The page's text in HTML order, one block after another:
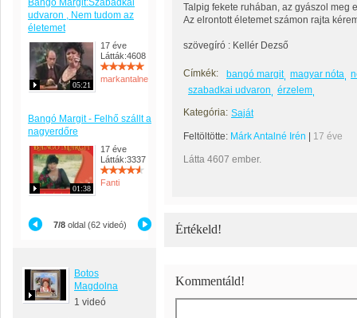
Bangó Margit:Szabadkai
udvaron , Nem tudom az
életemet
05:21
17 éve
Látták:4608
markantalne
Bangó Margit - Felhő szállt a
nagyerdőre
01:38
17 éve
Látták:3337
Fanti
7/8 oldal (62 videó)
Botos
Magdolna
1 videó
Talpig fekete ruhában, az gyászol meg
Az elrontott életemet számon rajta
szövegíró : Kellér Dezső
Címkék: bangó margit magyar nóta
szabadkai udvaron
érzelem
Kategória: Saját
Feltöltötte: Márk Antalné Irén 17 éve
Látta 4607 ember.
Értékeld!
Kommentáld!